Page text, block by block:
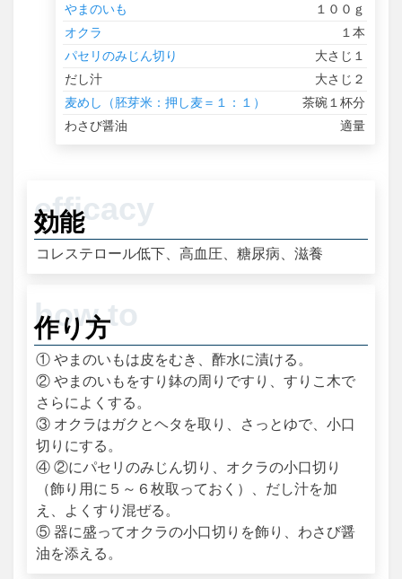
やまのいも
１００ｇ
オクラ
１本
パセリのみじん切り
大さじ１
だし汁
大さじ２
麦めし（胚芽米：押し麦＝１：１）
茶碗１杯分
わさび醤油
適量
効能
コレステロール低下、高血圧、糖尿病、滋養
作り方
① やまのいもは皮をむき、酢水に漬ける。
② やまのいもをすり鉢の周りですり、すりこ木で
さらによくする。
③ オクラはガクとヘタを取り、さっとゆで、小口
切りにする。
④ ②にパセリのみじん切り、オクラの小口切り
（飾り用に５～６枚取っておく）、だし汁を加
え、よくすり混ぜる。
⑤ 器に盛ってオクラの小口切りを飾り、わさび醤
油を添える。